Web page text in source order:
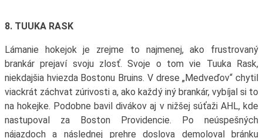
8. TUUKA RASK
Lámanie hokejok je zrejme to najmenej, ako frustrovaný
brankár prejaví svoju zlosť. Svoje o tom vie Tuuka Rask,
niekdajšia hviezda Bostonu Bruins. V drese „Medveďov“ chytil
viackrát záchvat zúrivosti a, ako každý iný brankár, vybíjal si to
na hokejke. Podobne bavil divákov aj v nižšej súťaži AHL, kde
nastupoval za Boston Providencie. Po neúspešných
nájazdoch a následnej prehre doslova demoloval bránku